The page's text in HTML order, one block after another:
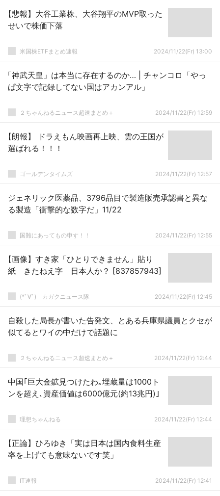
【悲報】大谷工業株、大谷翔平のMVP取った
せいで株価下落
米国株ETFまとめ速報 2024/11/22(Fr) 13:00
「神武天皇」は本当に存在するのか… | チャンコロ「やっ
ぱ文字で記録してない国はアカンアル」
２ちゃんねるニュース超速まとめ＋ 2024/11/22(Fr) 12:59
【朗報】 ドラえもん映画再上映、雲の王国が
選ばれる！！！
ゴールデンタイムズ 2024/11/22(Fr) 12:57
ジェネリック医薬品、3796品目で製造販売承認書と異な
る製造「衝撃的な数字だ」11/22
国難にあってもの申す！！ 2024/11/22(Fr) 12:55
【画像】すき家「ひとりできません」貼り
紙 きたねえ字 日本人か？ [837857943]
(*ﾟ∀ﾟ)ゞカガクニュース隊 2024/11/22(Fr) 12:45
自殺した局長が書いた告発文、とある兵庫県議員とクセが
似てるとワイの中だけで話題に
２ちゃんねるニュース超速まとめ＋ 2024/11/22(Fr) 12:44
中国｢巨大金鉱見つけたわ｡埋蔵量は1000ト
ンを超え､資産価値は6000億元(約13兆円)｣
理想ちゃんねる 2024/11/22(Fr) 12:44
【正論】ひろゆき「実は日本は国内食料生産
率を上げても意味ないです笑」
IT速報 2024/11/22(Fr) 12:41